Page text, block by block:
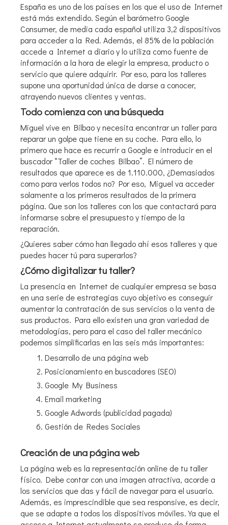
España es uno de los países en los que el uso de Internet
está más extendido. Según el barómetro Google
Consumer, de media cada español utiliza 3,2 dispositivos
para acceder a la Red. Además, el 85% de la población
accede a Internet a diario y lo utiliza como fuente de
información a la hora de elegir la empresa, producto o
servicio que quiere adquirir. Por eso, para los talleres
supone una oportunidad única de darse a conocer,
atrayendo nuevos clientes y ventas.
Todo comienza con una búsqueda
Miguel vive en Bilbao y necesita encontrar un taller para
reparar un golpe que tiene en su coche. Para ello, lo
primero que hace es recurrir a Google e introducir en el
buscador “Taller de coches Bilbao”. El número de
resultados que aparece es de 1.110.000, ¿Demasiados
como para verlos todos no? Por eso, Miguel va acceder
solamente a los primeros resultados de la primera
página. Que son los talleres con los que contactará para
informarse sobre el presupuesto y tiempo de la
reparación.
¿Quieres saber cómo han llegado ahí esos talleres y que
puedes hacer tú para superarlos?
¿Cómo digitalizar tu taller?
La presencia en Internet de cualquier empresa se basa
en una serie de estrategias cuyo objetivo es conseguir
aumentar la contratación de sus servicios o la venta de
sus productos. Para ello existen una gran variedad de
metodologías, pero para el caso del taller mecánico
podemos simplificarlas en las seis más importantes:
Desarrollo de una página web
Posicionamiento en buscadores (SEO)
Google My Business
Email marketing
Google Adwords (publicidad pagada)
Gestión de Redes Sociales
Creación de una página web
La página web es la representación online de tu taller
físico. Debe contar con una imagen atractiva, acorde a
los servicios que das y fácil de navegar para el usuario.
Además, es imprescindible que sea responsive, es decir,
que se adapte a todos los dispositivos móviles. Ya que el